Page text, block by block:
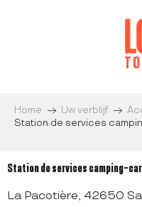
Home Uw verblijf
Station de services
Station de services camping-car
La Pacotière, 42650